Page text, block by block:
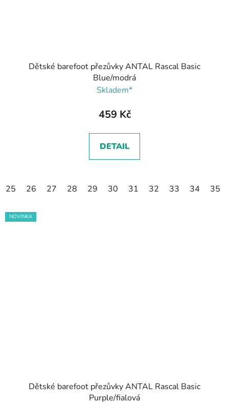
Dětské barefoot přezůvky ANTAL Rascal Basic
Blue/modrá
Skladem*
459 Kč
DETAIL
25 26 27 28 29 30 31 32 33 34 35
NOVINKA
Dětské barefoot přezůvky ANTAL Rascal Basic
Purple/fialová